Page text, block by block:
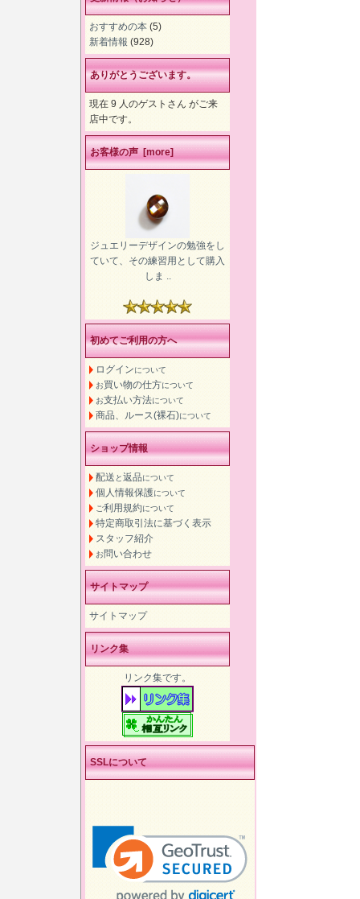
おすすめの本 (5)
新着情報 (928)
ありがとうございます。
現在 9 人のゲストさん がご来
店中です。
お客様の声 [more]
ジュエリーデザインの勉強をし
ていて、その練習用として購入
しま ..
初めてご利用の方へ
ログインについて
お買い物の仕方について
お支払い方法について
商品、ルース(裸石)について
ショップ情報
配送 と返品について
個人情報保護について
ご利用規約について
特定商取引法に基づく表示
スタッフ紹介
お問い合わせ
サイトマップ
サイトマップ
リンク集
リンク集です。
SSLについて